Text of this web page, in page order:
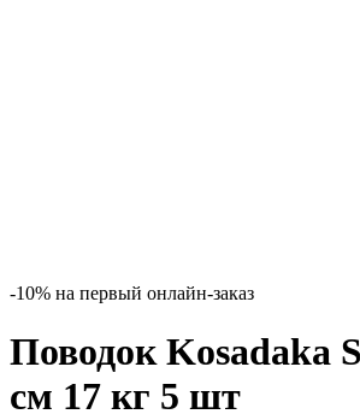
-10% на первый онлайн-заказ
Поводок Kosadaka
см 17 кг 5 шт